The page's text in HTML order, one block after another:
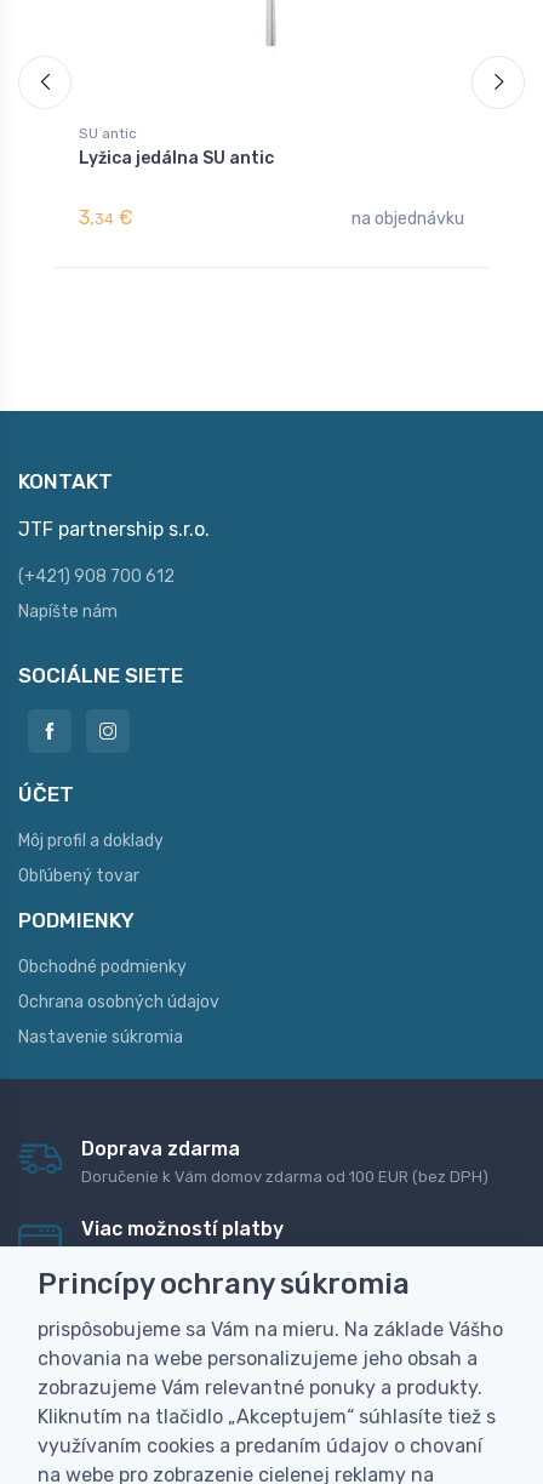
SU antic
Lyžica jedálna SU antic
3,34 € na objednávku
KONTAKT
JTF partnership s.r.o.
(+421) 908 700 612
Napíšte nám
SOCIÁLNE SIETE
ÚČET
Môj profil a doklady
Obľúbený tovar
PODMIENKY
Obchodné podmienky
Ochrana osobných údajov
Nastavenie súkromia
Doprava zdarma
Doručenie k Vám domov zdarma od 100 EUR (bez DPH)
Viac možností platby
dobierku
Personalizácia
Vyrobíme Vám vlastný originálny darček
Skúsenosť
Široký sortiment, z ktorého Vám pomôžeme vybrať
Princípy ochrany súkromia
prispôsobujeme sa Vám na mieru. Na základe Vášho
chovania na webe personalizujeme jeho obsah a
zobrazujeme Vám relevantné ponuky a produkty.
Kliknutím na tlačidlo „Akceptujem“ súhlasíte tiež s
využívaním cookies a predaním údajov o chovaní
na webe pro zobrazenie cielenej reklamy na